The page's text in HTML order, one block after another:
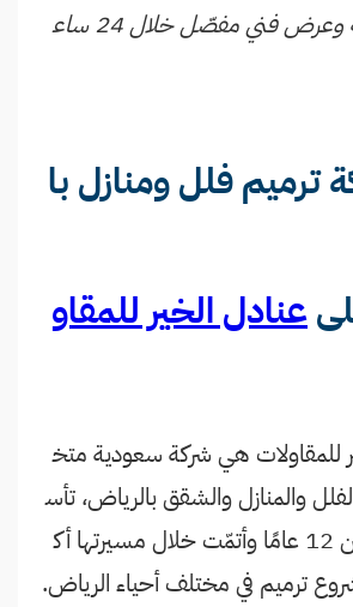
— معاينة مجانية وعرض فني مفصّل خلال 24 ساع
ترميم فلل ومنازل با
عنادل الخير للمقاو
للمقاولات هي شركة سعودية متخ
والمنازل والشقق بالرياض، تأس
ست قبل أكثر من 12 عامًا وأتمّت خلال مسيرتها أك
1500 مشروع ترميم في مختلف أحياء الرياض.